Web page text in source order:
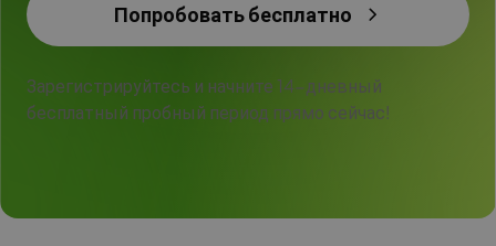
Попробовать бесплатно
Зарегистрируйтесь и начните 14-дневный
бесплатный пробный период прямо сейчас!